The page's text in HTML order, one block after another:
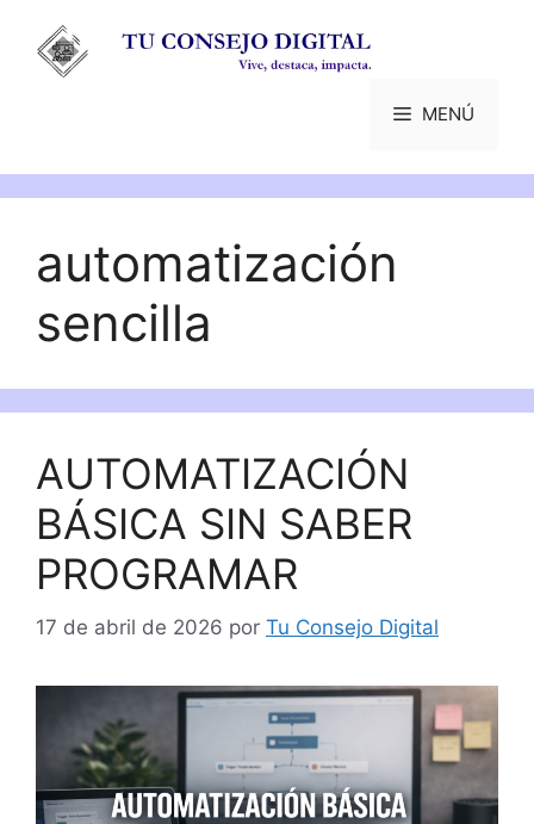
contenido
MENÚ
automatización
sencilla
AUTOMATIZACIÓN
BÁSICA SIN SABER
PROGRAMAR
17 de abril de 2026 por Tu Consejo Digital